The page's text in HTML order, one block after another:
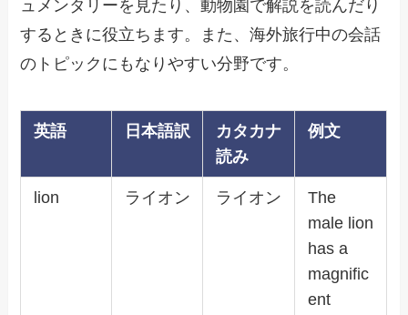
ュメンタリーを見たり、動物園で解説を読んだり
するときに役立ちます。また、海外旅行中の会話
のトピックにもなりやすい分野です。
英語 日本語訳
カタカナ
読み
例文
lion ライオン ライオン
The
male lion
has a
magnific
ent